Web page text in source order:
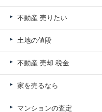
不動産 売りたい
土地の値段
不動産 売却 税金
家を売るなら
マンションの査定